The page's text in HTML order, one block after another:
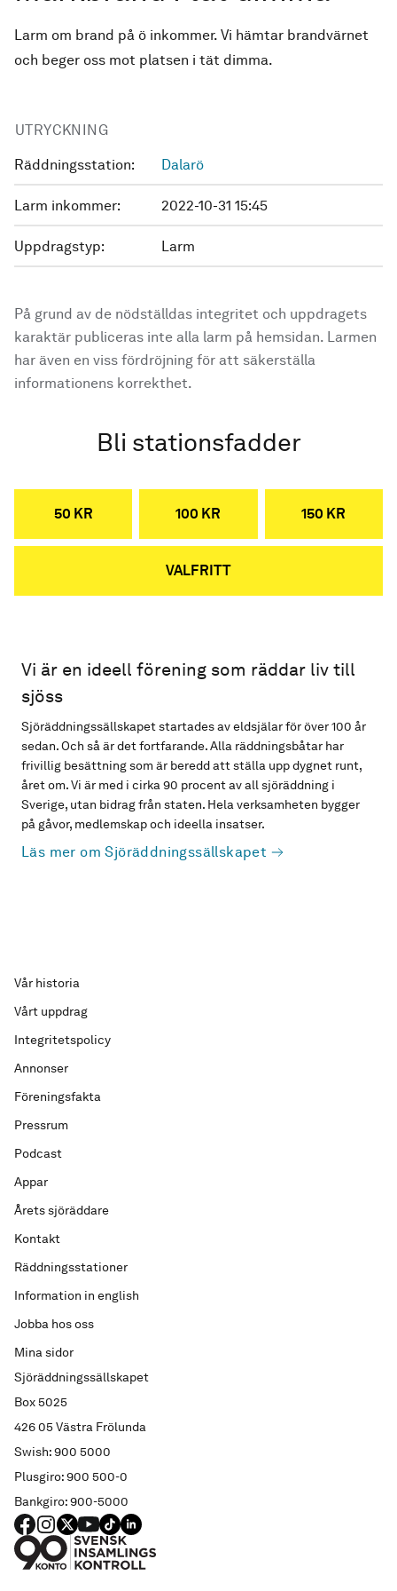
Larm om brand på ö inkommer. Vi hämtar brandvärnet
och beger oss mot platsen i tät dimma.
UTRYCKNING
Räddningsstation: Dalarö
Larm inkommer: 2022-10-31 15:45
Uppdragstyp: Larm
På grund av de nödställdas integritet och uppdragets
karaktär publiceras inte alla larm på hemsidan. Larmen
har även en viss fördröjning för att säkerställa
informationens korrekthet.
Bli stationsfadder
50 KR 100 KR 150 KR
VALFRITT
Vi är en ideell förening som räddar liv till
sjöss
Sjöräddningssällskapet startades av eldsjälar för över 100 år
sedan. Och så är det fortfarande. Alla räddningsbåtar har
frivillig besättning som är beredd att ställa upp dygnet runt,
året om. Vi är med i cirka 90 procent av all sjöräddning i
Sverige, utan bidrag från staten. Hela verksamheten bygger
på gåvor, medlemskap och ideella insatser.
Läs mer om Sjöräddningssällskapet
Sjöräddningssällskapet
Box 5025
426 05 Västra Frölunda
Swish: 900 5000
Plusgiro: 900 500-0
Bankgiro: 900-5000
Vår historia
Vårt uppdrag
Integritetspolicy
Annonser
Föreningsfakta
Pressrum
Podcast
Appar
Årets sjöräddare
Kontakt
Räddningsstationer
Information in english
Jobba hos oss
Mina sidor
FACEBOOK
Instagram
X YouTube
TIKTOKLINKED IN